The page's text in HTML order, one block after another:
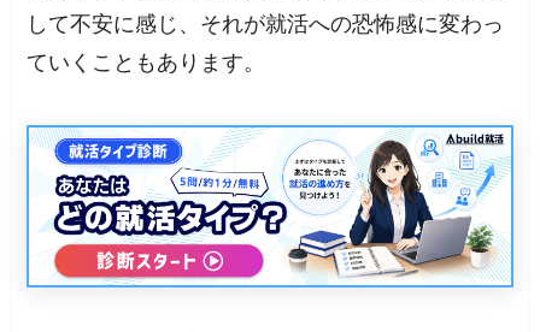
して不安に感じ、それが就活への恐怖感に変わっ
ていくこともあります。